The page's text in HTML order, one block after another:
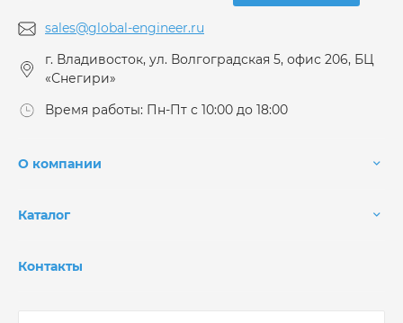
sales@global-engineer.ru
г. Владивосток, ул. Волгоградская 5, офис 206, БЦ
«Снегири»
Время работы: Пн-Пт с 10:00 до 18:00
О компании
Каталог
Контакты